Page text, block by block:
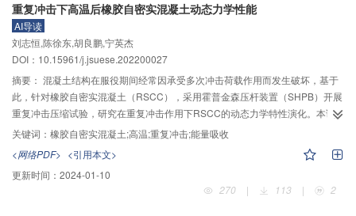
8 cm，直径为10 cm，初始孔隙比为0.3、0.4、0.5、0.6，试验最大竖向压力为
3.7 MPa。结果表明：当对试验粗粒料在K
力之间呈现较好的线性关系，K
K0的范围为0.30～0.45，孔隙比对K0
数随着初始孔隙比的增加而增加，且两者之间近似呈直线关系；不同初始孔隙
比条件下，试样的体积应变与平均正应力（或竖向应力）之间可用幂函数拟
合；提出能够反映不同初始孔隙比的粗粒料K0条件下的应力应变关系经验公
式。
重复冲击下高温后橡胶自密实混凝土动态力学性能
AI导读
刘志恒,陈徐东,胡良鹏,宁英杰
DOI：10.15961/j.jsuese.202200027
摘要： 混凝土结构在服役期间经常因承受多次冲击荷载作用而发生破坏，基于
此，针对橡胶自密实混凝土（RSCC），采用霍普金森压杆装置（SHPB）开展
重复冲击压缩试验，研究在重复冲击作用下RSCC的动态力学特性演化。本试
验准备橡胶掺量为10%、20%和30%的RSCC试样各1组，准备1组普通自密实
混凝土（NSCC）试样作为对照组，研究橡胶掺量和高温作用对RSCC重复冲击
性能的影响机制。结果表明：150 ℃高温作用对NSCC和RSCC重复冲击性能
影响小，重复冲击性能与常温试样具有一致性。橡胶的掺入有效改善了NSCC
的脆性，减小了冲击荷载在试样内部产生的应力，重复冲击次数随着橡胶掺量
关键词： 橡胶自密实混凝土;高温;重复冲击;能量吸收
<网络PDF> <引用本文>
更新时间： 2024-01-10
270
| 113 | 2